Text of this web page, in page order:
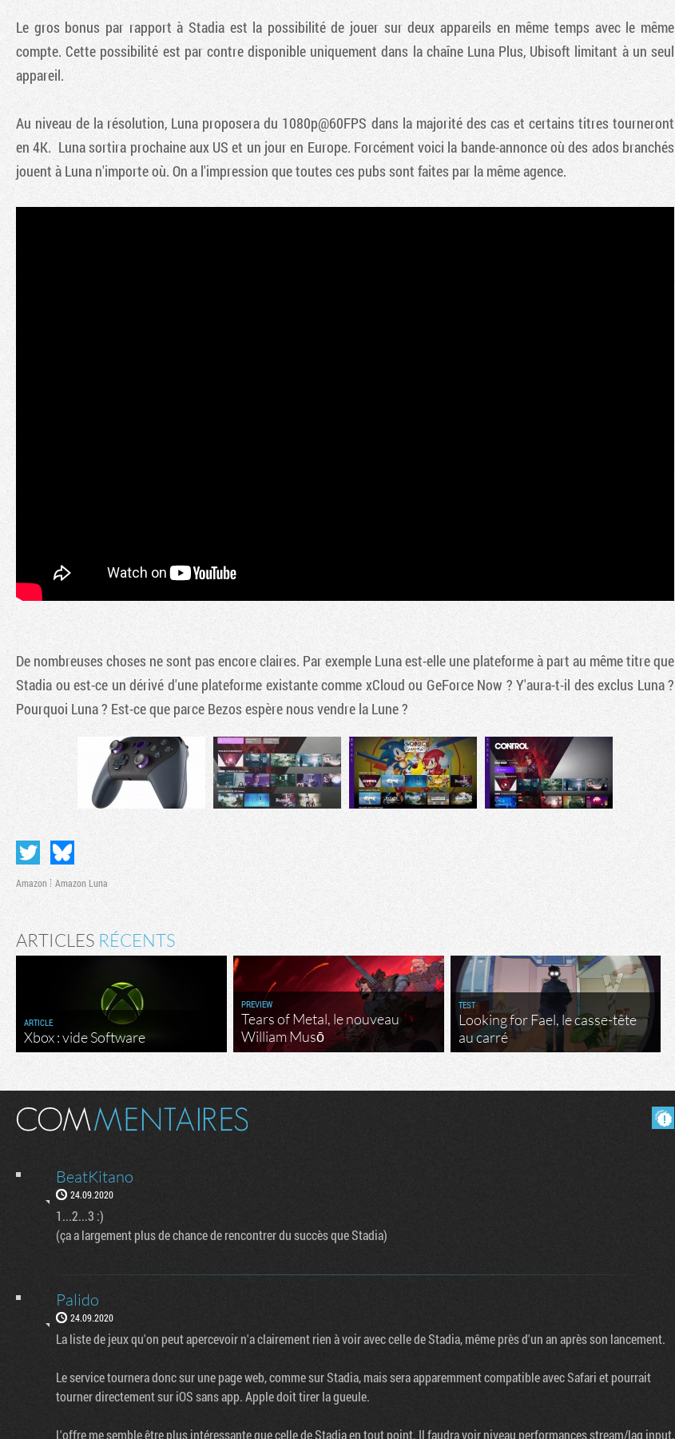
Le gros bonus par rapport à Stadia est la possibilité de jouer sur deux appareils en même temps avec le même
compte. Cette possibilité est par contre disponible uniquement dans la chaîne Luna Plus, Ubisoft limitant à un seul
appareil.
Au niveau de la résolution, Luna proposera du 1080p@60FPS dans la majorité des cas et certains titres tourneront
en 4K. Luna sortira prochaine aux US et un jour en Europe. Forcément voici la bande-annonce où des ados branchés
jouent à Luna n'importe où. On a l'impression que toutes ces pubs sont faites par la même agence.
De nombreuses choses ne sont pas encore claires. Par exemple Luna est-elle une plateforme à part au même titre que
Stadia ou est-ce un dérivé d'une plateforme existante comme xCloud ou GeForce Now ? Y'aura-t-il des exclus Luna ?
Pourquoi Luna ? Est-ce que parce Bezos espère nous vendre la Lune ?
Amazon Amazon Luna
ARTICLES RÉCENTS
ARTICLE
Xbox : vide Software
PREVIEW
Tears of Metal, le nouveau
William Musō
TEST
Looking for Fael, le casse-tête
au carré
BeatKitano
24.09.2020
1...2...3 :)
(ça a largement plus de chance de rencontrer du succès que Stadia)
Palido
24.09.2020
La liste de jeux qu'on peut apercevoir n'a clairement rien à voir avec celle de Stadia, même près d'un an après son lancement.
Le service tournera donc sur une page web, comme sur Stadia, mais sera apparemment compatible avec Safari et pourrait
tourner directement sur iOS sans app. Apple doit tirer la gueule.
L'offre me semble être plus intéressante que celle de Stadia en tout point. Il faudra voir niveau performances stream/lag input,